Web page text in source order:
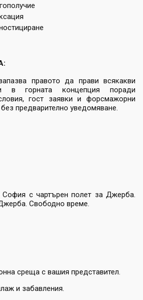
правото да прави всякакви
в горната концепция поради
гост заявки и форсмажорни
предварително уведомяване.
с чартърен полет за Джерба.
Свободно време.
среща с вашия представител.
и забавления.